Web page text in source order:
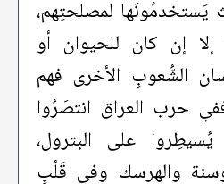
يَستخدمُونَها لمصلحتِهم،
إلا إن كان للحيوان أو
الشُّعوبِ الأخرى فهم
حرب العراق انتصَرُوا
على البترول،
والهرسك وفي قَلْبِ